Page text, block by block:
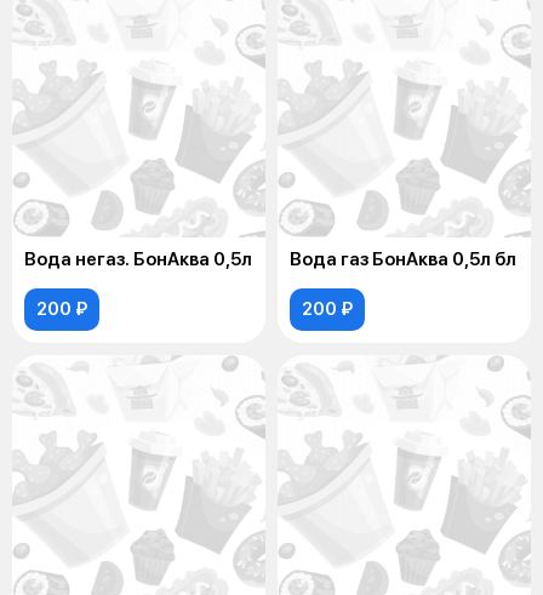
Вода негаз. БонАква 0,5л
200 ₽
Вода газ БонАква 0,5л бл
200 ₽